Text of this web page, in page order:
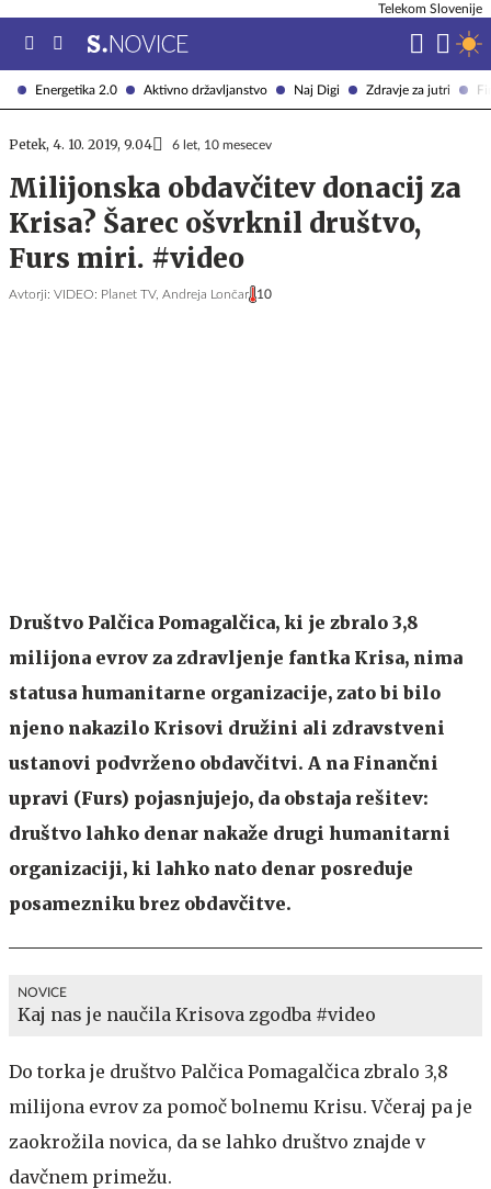
Energetika 2.0 Aktivno državljanstvo Naj Digi Zdravje za jutri
Telekom Slovenije
Petek, 4. 10. 2019, 9.04 6 let, 10 mesecev
Milijonska obdavčitev donacij za
Krisa? Šarec ošvrknil društvo,
Furs miri. #video
Avtorji: VIDEO: Planet TV, Andreja Lončar 10
Društvo Palčica Pomagalčica, ki je zbralo 3,8
milijona evrov za zdravljenje fantka Krisa, nima
statusa humanitarne organizacije, zato bi bilo
njeno nakazilo Krisovi družini ali zdravstveni
ustanovi podvrženo obdavčitvi. A na Finančni
upravi (Furs) pojasnjujejo, da obstaja rešitev:
društvo lahko denar nakaže drugi humanitarni
organizaciji, ki lahko nato denar posreduje
posamezniku brez obdavčitve.
NOVICE
Kaj nas je naučila Krisova zgodba #video
Do torka je društvo Palčica Pomagalčica zbralo 3,8
milijona evrov za pomoč bolnemu Krisu. Včeraj pa je
zaokrožila novica, da se lahko društvo znajde v
davčnem primežu.